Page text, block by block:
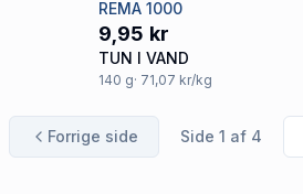
REMA 1000
9,95 kr
TUN I VAND
140 g· 71,07 kr/kg
Forrige side Side 1 af 4